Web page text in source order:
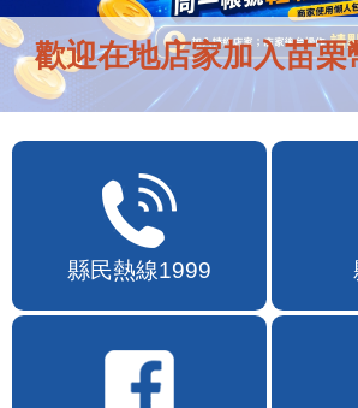
歡迎在地店家加入苗栗
縣民熱線1999